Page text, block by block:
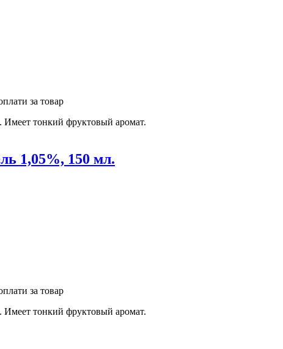
за товар
Имеет тонкий фруктовый аромат.
1,05%, 150 мл.
за товар
Имеет тонкий фруктовый аромат.